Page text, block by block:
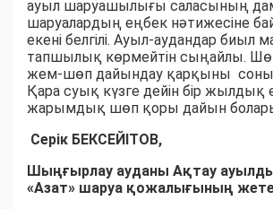
ауыл шаруашылығы саласының
шаруалардың еңбек нәтижесіне
екені белгілі. Ауыл-аудандар биыл
тапшылық көрмейтін сыңайлы.
жем-шөп дайындау қарқыны соны
Қара суық күзге дейін бір
жарымдық шөп қоры дайын
Серік БЕКСЕЙІТОВ,
Шыңғырлау ауданы Ақтау
«Азат» шаруа қожалығының